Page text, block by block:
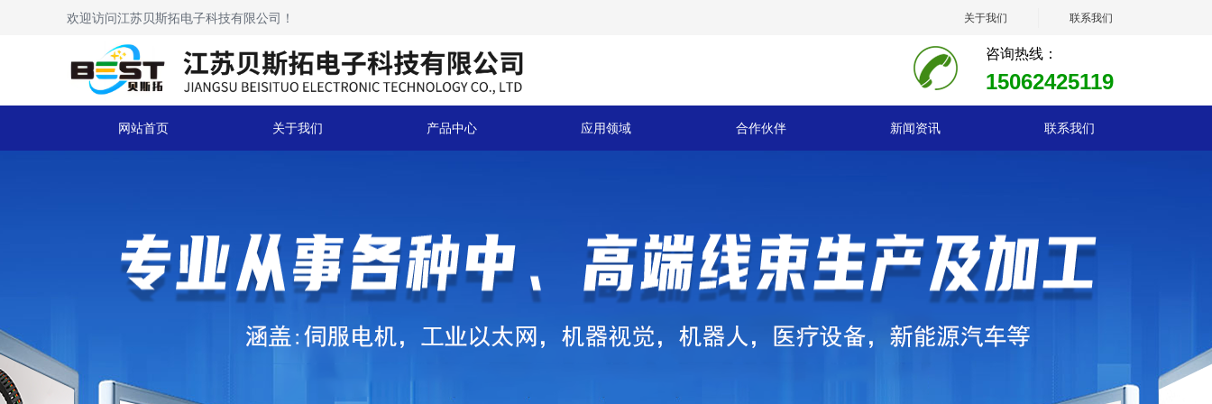
咨询热线：
15062425119
欢迎访问江苏贝斯拓电子科技有限公司！ 关于我们 联系我们
网站首页 关于我们 产品中心 应用领域 合作伙伴 新闻资讯 联系我们